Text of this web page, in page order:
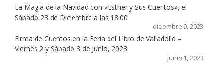
La Magia de la Navidad con «Esther y Sus Cuentos», el
Sábado 23 de Diciembre a las 18.00
diciembre 9, 2023
Firma de Cuentos en la Feria del Libro de Valladolid –
Viernes 2 y Sábado 3 de Junio, 2023
junio 1, 2023